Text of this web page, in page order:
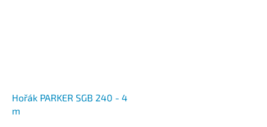
Hořák PARKER SGB 240 - 4
m